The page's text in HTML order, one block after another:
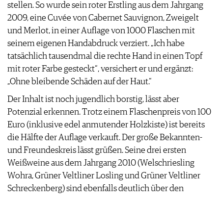
stellen. So wurde sein roter Erstling aus dem Jahrgang
2009, eine Cuvée von Cabernet Sauvignon, Zweigelt
und Merlot, in einer Auflage von 1000 Flaschen mit
seinem eigenen Handabdruck verziert. „Ich habe
tatsächlich tausendmal die rechte Hand in einen Topf
mit roter Farbe gesteckt“, versichert er und ergänzt:
„Ohne bleibende Schäden auf der Haut.“
Der Inhalt ist noch jugendlich borstig, lässt aber
Potenzial erkennen. Trotz einem Flaschenpreis von 100
Euro (inklusive edel anmutender Holzkiste) ist bereits
die Hälfte der Auflage verkauft. Der große Bekannten-
und Freundeskreis lässt grüßen. Seine drei ersten
Weißweine aus dem Jahrgang 2010 (Welschriesling
Wohra, Grüner Veltliner Losling und Grüner Veltliner
Schreckenberg) sind ebenfalls deutlich über den